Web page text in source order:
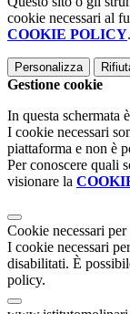
cookie necessari al
COOKIE POLICY.
Personalizza
Gestione cookie
In questa schermata
I cookie necessari
piattaforma e non è
Per conoscere quali
visionare la
Cookie necessari
I cookie necessari
disabilitati. È
policy.